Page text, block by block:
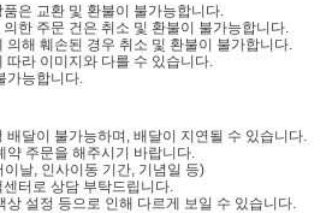
은 교환 및 환불이 불가능합니다.
한 주문 건은 취소 및 환불이 불가능합니다.
해 훼손된 경우 취소 및 환불이 불가합니다.
라 이미지와 다를 수 있습니다.
가능합니다.
달이 불가능하며, 배달이 지연될 수 있습니다.
주문을 해주시기 바랍니다.
날, 인사이동 기간, 기념일 등)
터로 상담 부탁드립니다.
설정 등으로 인해 다르게 보일 수 있습니다.